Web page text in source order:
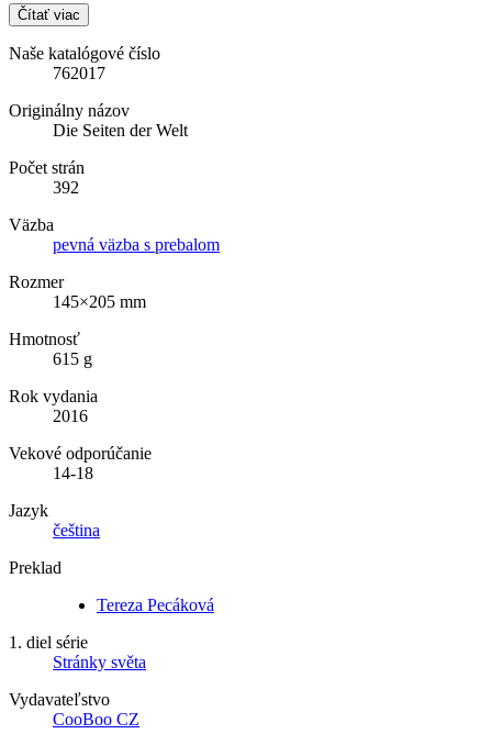
Čítať viac
Naše katalógové číslo
762017
Originálny názov
Die Seiten der Welt
Počet strán
392
Väzba
pevná väzba s prebalom
Rozmer
145×205 mm
Hmotnosť
615 g
Rok vydania
2016
Vekové odporúčanie
14-18
Jazyk
čeština
Preklad
Tereza Pecáková
1. diel série
Stránky světa
Vydavateľstvo
CooBoo CZ